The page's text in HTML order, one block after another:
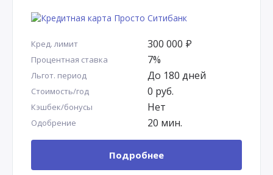
Кред. лимит 300 000 Р
Процентная ставка 7%
Льгот. период До 180 дней
Стоимость/год 0 руб.
Кэшбек/бонусы Нет
Одобрение 20 мин.
Подробнее